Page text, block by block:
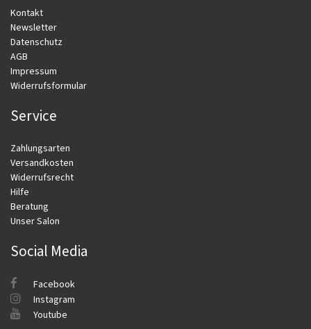
Kontakt
Newsletter
Datenschutz
AGB
Impressum
Widerrufsformular
Service
Zahlungsarten
Versandkosten
Widerrufsrecht
Hilfe
Beratung
Unser Salon
Social Media
Facebook
Instagram
Youtube